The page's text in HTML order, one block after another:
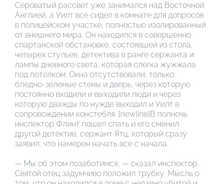
Сероватый рассвет уже занимался над Восточной
Англией, а Уилт все сидел в комнате для допросов
в полицейском участке, полностью изолированный
от внешнего мира. Он находился в совершенно
спартанской обстановке, состоявшей из стола,
четырех стульев, детектива в ранге сержанта и
лампы дневного света, которая слегка жужжала
под потолком. Окна отсутствовали, только
бледно-зеленые стены и дверь, через которую
постоянно входили и выходили люди и через
которую дважды по нужде выходил и Уилт в
сопровождении констебля. [newline]В полночь
инспектор Флинт пошел спать и его сменил
другой детектив, сержант Ятц, который сразу
заявил, что намерен начать все с начала.
— Мы об этом позаботимся, — сказал инспектор.
Святой отец задумчиво положил трубку. Мысль о